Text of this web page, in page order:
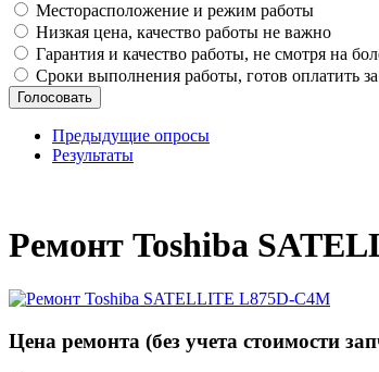
Месторасположение и режим работы
Низкая цена, качество работы не важно
Гарантия и качество работы, не смотря на
Сроки выполнения работы, готов оплатить за
Предыдущие опросы
Результаты
Ремонт Toshiba
Цена ремонта (без учета стоимости